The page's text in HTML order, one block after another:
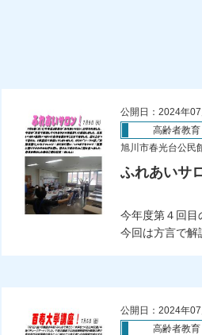
公開日：2024年07
高齢者教育
旭川市春光台公民
ふれあいサ
今年度第４回目
今回は方言で解
公開日：2024年07
高齢者教育